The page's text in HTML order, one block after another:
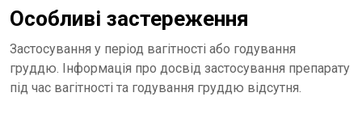
Особливі застереження
Застосування у період вагітності або годування
груддю. Інформація про досвід застосування препарату
під час вагітності та годування груддю відсутня.